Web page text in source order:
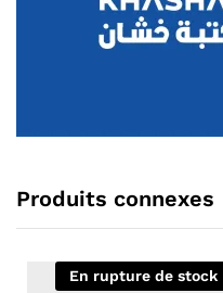
Produits connexes
En rupture de stock